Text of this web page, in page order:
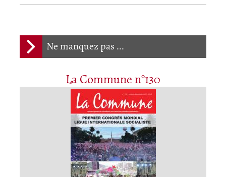
Ne manquez pas ...
La Commune n°130